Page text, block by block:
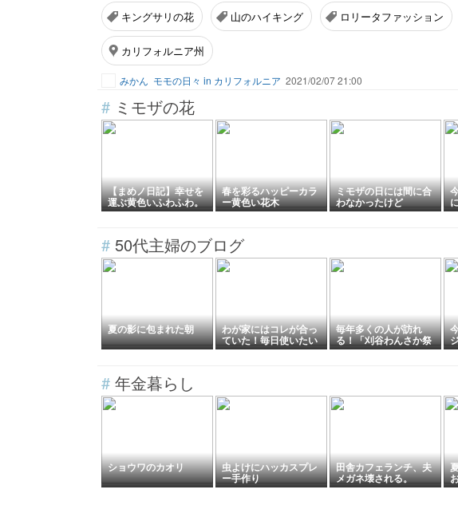
キングサリの花 山のハイキング ロリータファッション
カリフォルニア州
みかん モモの日々 in カリフォルニア 2021/02/07 21:00
# ミモザの花
【まめノ日記】幸せを
運ぶ黄色いふわふわ。
ミモザの日
春を彩るハッピーカラ
ー黄色い花木
ミモザの日には間に合
わなかったけど
# 50代主婦のブログ
夏の影に包まれた朝 わが家にはコレが合っ
ていた！毎日使いたい
フタ付きボウルが優秀
毎年多くの人が訪れ
る！「刈谷わんさか祭
り2026 花火大会」刈
# 年金暮らし
ショウワのカオリ 虫よけにハッカスプレ
ー手作り
田舎カフェランチ、夫
メガネ壊される。